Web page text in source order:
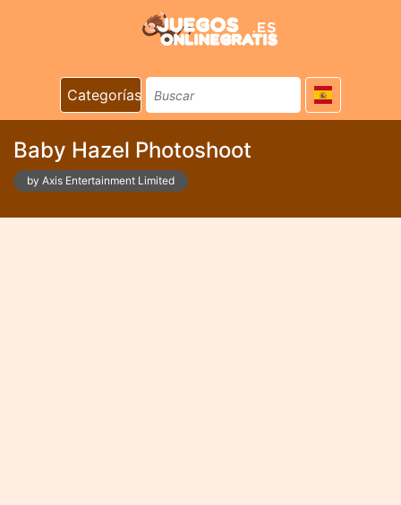
Categorías
Baby Hazel Photoshoot
by Axis Entertainment Limited